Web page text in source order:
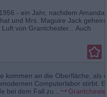
- ein Jahr, nachdem Amanda
und Mrs. Maguire Jack
von Grantchester... Auch
kommen an die Oberfläche, als
Computerlabor stirbt.
bei dem Fall zu...